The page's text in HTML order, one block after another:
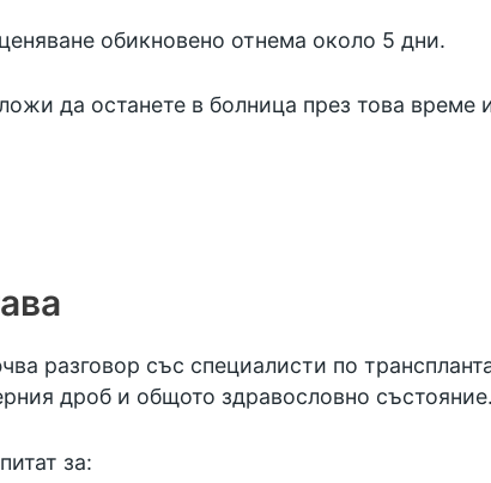
обикновено отнема около 5 дни.
да останете в болница през това време
разговор със специалисти по
дроб и общото здравословно състояние.
за: